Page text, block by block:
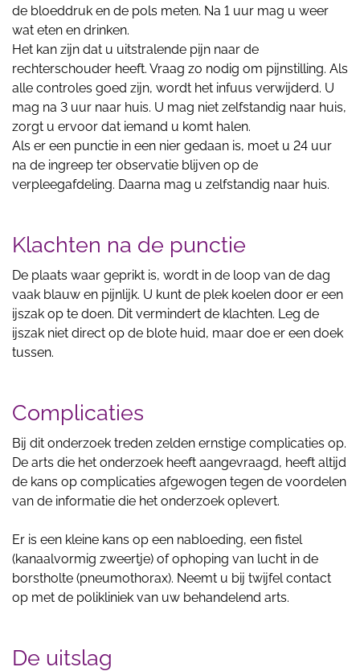
de bloeddruk en de pols meten. Na 1 uur mag u weer
wat eten en drinken.
Het kan zijn dat u uitstralende pijn naar de
rechterschouder heeft. Vraag zo nodig om pijnstilling. Als
alle controles goed zijn, wordt het infuus verwijderd. U
mag na 3 uur naar huis. U mag niet zelfstandig naar huis,
zorgt u ervoor dat iemand u komt halen.
Als er een punctie in een nier gedaan is, moet u 24 uur
na de ingreep ter observatie blijven op de
verpleegafdeling. Daarna mag u zelfstandig naar huis.
Klachten na de punctie
De plaats waar geprikt is, wordt in de loop van de dag
vaak blauw en pijnlijk. U kunt de plek koelen door er een
ijszak op te doen. Dit vermindert de klachten. Leg de
ijszak niet direct op de blote huid, maar doe er een doek
tussen.
Complicaties
Bij dit onderzoek treden zelden ernstige complicaties op.
De arts die het onderzoek heeft aangevraagd, heeft altijd
de kans op complicaties afgewogen tegen de voordelen
van de informatie die het onderzoek oplevert.
Er is een kleine kans op een nabloeding, een fistel
(kanaalvormig zweertje) of ophoping van lucht in de
borstholte (pneumothorax). Neemt u bij twijfel contact
op met de polikliniek van uw behandelend arts.
De uitslag